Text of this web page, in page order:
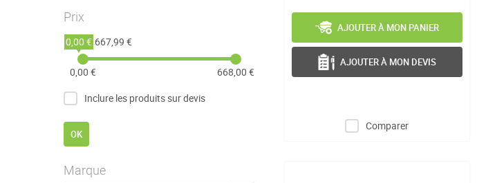
Comparer
AJOUTER À MON PANIER
AJOUTER À MON DEVIS
Prix
0,00 € 667,99 €
0,00 €
668,00 €
Inclure les produits sur devis
OK
Marque